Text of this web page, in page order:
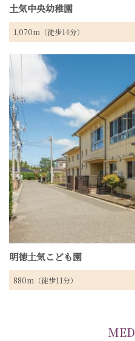
土気中央幼稚園
1,070m（徒歩14分）
明徳土気こども園
880m（徒歩11分）